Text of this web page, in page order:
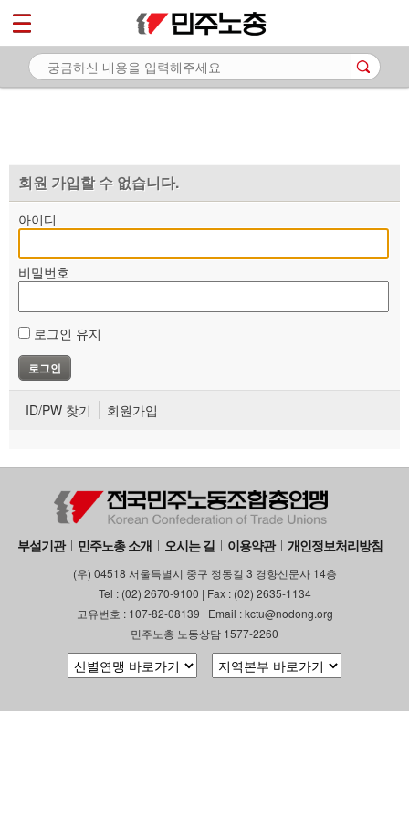
회원 가입할 수 없습니다.
아이디
비밀번호
로그인 유지
ID/PW 찾기 회원가입
부설기관 민주노총 소개 오시는 길 이용약관 개인정보처리방침
(우) 04518 서울특별시 중구 정동길 3 경향신문사 14층
Tel : (02) 2670-9100 | Fax : (02) 2635-1134
고유번호 : 107-82-08139 | Email : kctu@nodong.org
민주노총 노동상담 1577-2260
마이페이지
소개
자료
부설기관